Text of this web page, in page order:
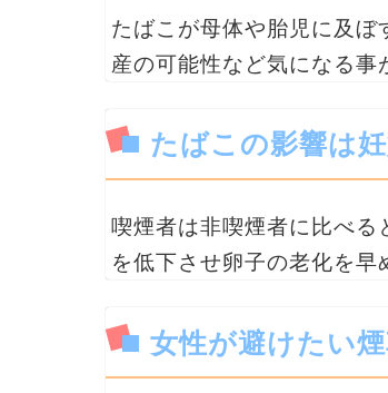
たばこが母体や胎児に及
産の可能性など気になる事
たばこの影響は
喫煙者は非喫煙者に比べ
を低下させ卵子の老化を早
女性が避けたい